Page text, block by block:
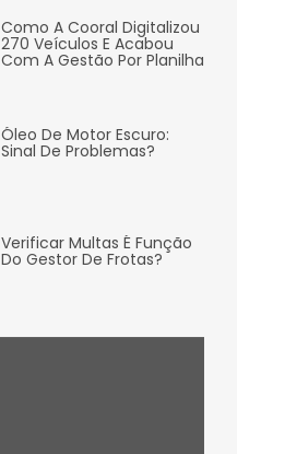
Como A Cooral Digitalizou
270 Veículos E Acabou
Com A Gestão Por Planilha
Óleo De Motor Escuro:
Sinal De Problemas?
Verificar Multas É Função
Do Gestor De Frotas?